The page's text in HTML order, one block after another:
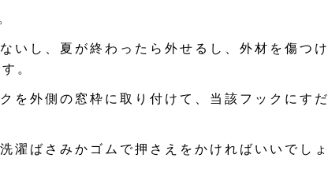
いし、夏が終わったら外せるし、外材を傷つけ
。
を外側の窓枠に取り付けて、当該フックにすだ
濯ばさみかゴムで押さえをかければいいでしょ